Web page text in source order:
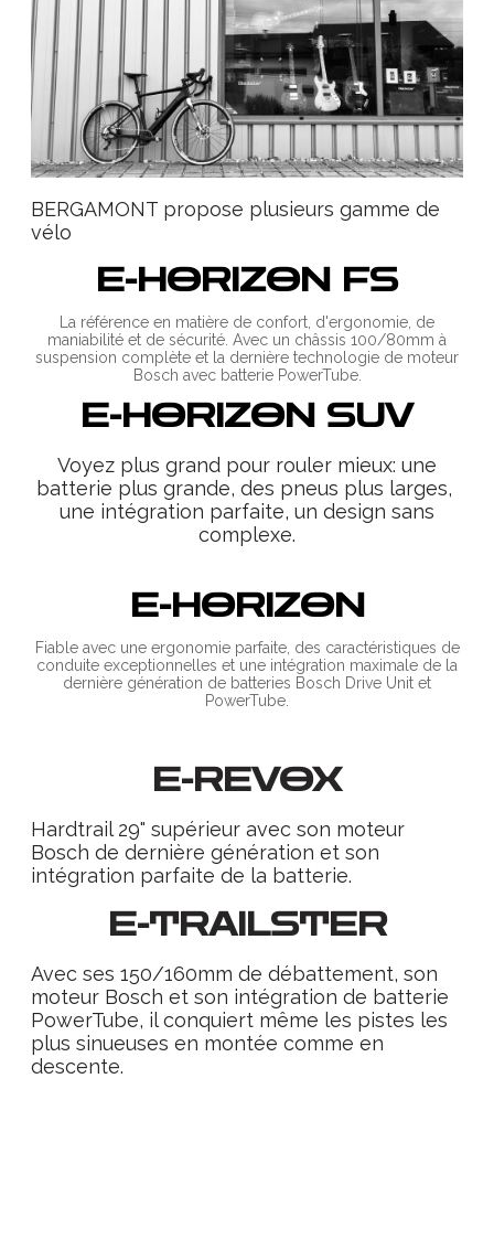
BERGAMONT propose plusieurs gamme de
vélo
E-HORIZON FS
La référence en matière de confort, d'ergonomie, de
maniabilité et de sécurité. Avec un châssis 100/80mm à
suspension complète et la dernière technologie de moteur
Bosch avec batterie PowerTube.
E-HORIZON SUV
Voyez plus grand pour rouler mieux: une
batterie plus grande, des pneus plus larges,
une intégration parfaite, un design sans
complexe.
E-HORIZON
Fiable avec une ergonomie parfaite, des caractéristiques de
conduite exceptionnelles et une intégration maximale de la
dernière génération de batteries Bosch Drive Unit et
PowerTube.
E-REVOX
Hardtrail 29" supérieur avec son moteur
Bosch de dernière génération et son
intégration parfaite de la batterie.
E-TRAILSTER
Avec ses 150/160mm de débattement, son
moteur Bosch et son intégration de batterie
PowerTube, il conquiert même les pistes les
plus sinueuses en montée comme en
descente.